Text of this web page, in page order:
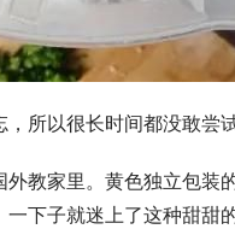
所以很长时间都没敢尝试
教家里。黄色独立包
下子就迷上了这种甜甜